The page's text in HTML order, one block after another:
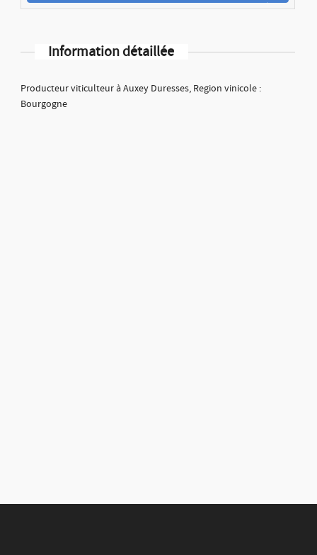
Information détaillée
Producteur viticulteur à Auxey Duresses, Region vinicole :
Bourgogne